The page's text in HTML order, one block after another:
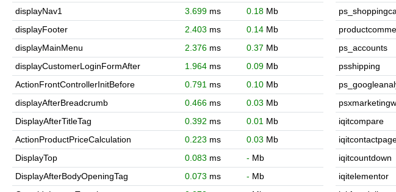
displayNav1
3.699 ms 0.18 Mb
displayFooter
2.403 ms 0.14 Mb
displayMainMenu
2.376 ms 0.37 Mb
displayCustomerLoginFormAfter
1.964 ms 0.09 Mb
ActionFrontControllerInitBefore
0.791 ms 0.10 Mb
displayAfterBreadcrumb
0.466 ms 0.03 Mb
DisplayAfterTitleTag
0.392 ms 0.01 Mb
ActionProductPriceCalculation
0.223 ms 0.03 Mb
DisplayTop
0.083 ms - Mb
DisplayAfterBodyOpeningTag
0.073 ms - Mb
ps_accounts
psshipping
iqitcompare
iqitcountdown
iqitelementor